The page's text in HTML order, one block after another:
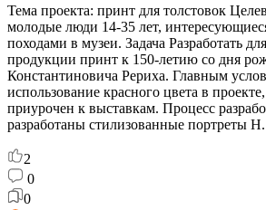
Тема проекта: принт для толстовок
молодые люди 14-35 лет,
походами в музеи. Задача Разработать
продукции принт к 150-летию со дня
Константиновича Рериха. Главным
использование красного цвета в
приурочен к выставкам. Процесс
разработаны стилизованные портреты
2
0
0